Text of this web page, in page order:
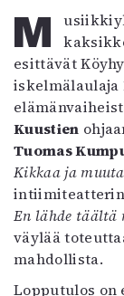
Musiikkiyhtyeenäkin tunnettu Badwoman-
esittävät
iskelmälaulaja
Kuustien
Tuomas
Kikkaa ja
intiimiteatterin
En lähde täältä
väylää
mahdollista.
Lopputulos on